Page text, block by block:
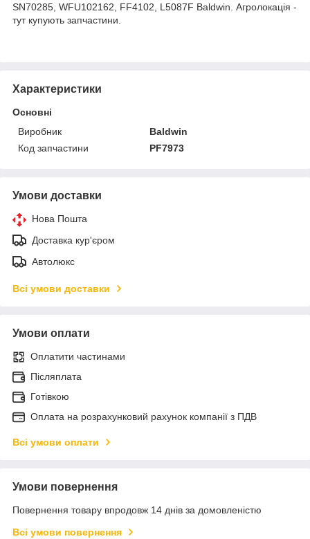
SN70285, WFU102162, FF4102, L5087F Baldwin. Агролокація -
тут купують запчастини.
Характеристики
Основні
Виробник
Baldwin
Код запчастини
PF7973
Умови доставки
Нова Пошта
Доставка кур'єром
Автолюкс
Всі умови доставки
Умови оплати
Оплатити частинами
Післяплата
Готівкою
Оплата на розрахунковий рахунок компанії з ПДВ
Всі умови оплати
Умови повернення
Повернення товару впродовж 14 днів за домовленістю
Всі умови повернення